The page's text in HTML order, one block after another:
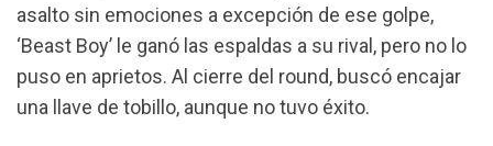
asalto sin emociones a excepción de ese golpe,
‘Beast Boy’ le ganó las espaldas a su rival, pero no lo
puso en aprietos. Al cierre del round, buscó encajar
una llave de tobillo, aunque no tuvo éxito.